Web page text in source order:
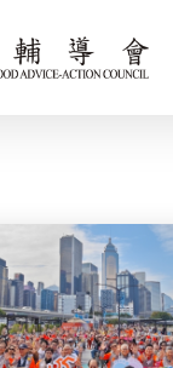
会长、副会长
行委员会及总幹事
招标项目
关于我们
家庭及儿童福利服务
青少年服务
内地服务
教育服务
医疗衞生服务
社会企业
我们的服务